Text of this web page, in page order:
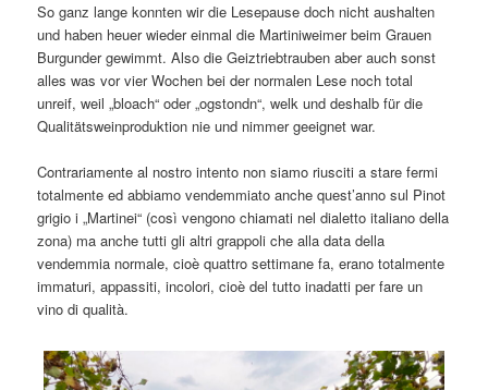
So ganz lange konnten wir die Lesepause doch nicht aushalten
und haben heuer wieder einmal die Martiniweimer beim Grauen
Burgunder gewimmt. Also die Geiztriebtrauben aber auch sonst
alles was vor vier Wochen bei der normalen Lese noch total
unreif, weil „bloach“ oder „ogstondn“, welk und deshalb für die
Qualitätsweinproduktion nie und nimmer geeignet war.
Contrariamente al nostro intento non siamo riusciti a stare fermi
totalmente ed abbiamo vendemmiato anche quest’anno sul Pinot
grigio i „Martinei“ (così vengono chiamati nel dialetto italiano della
zona) ma anche tutti gli altri grappoli che alla data della
vendemmia normale, cioè quattro settimane fa, erano totalmente
immaturi, appassiti, incolori, cioè del tutto inadatti per fare un
vino di qualità.